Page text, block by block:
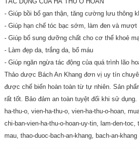
- Giúp bồi bổ gan thận, tăng cường lưu thông
- Giúp hạn chế tóc bạc sớm, làm đen và
- Giúp bổ sung dưỡng chất cho cơ thể khoẻ
- Làm đẹp da, trắng da, bổ máu
- Giúp ngăn ngừa tác động của quá trình lão
Thảo dược Bách An Khang đơn vị uy tín
được chế biến hoàn toàn từ tự nhiên. Sản
rất tốt. Bảo đảm an toàn tuyệt đối khi sử dụng.
ha-thu-o, vien-ha-thu-o, vien-ha-thu-o-hoan,
chi-ban-vien-ha-thu-o-hoan-uy-tin, lam-den-toc,
mau, thao-duoc-bach-an-khang, bach-an-khang